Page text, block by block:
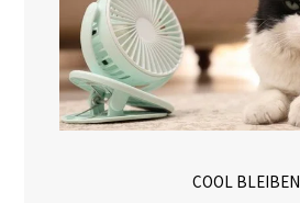
COOL BLEIBEN